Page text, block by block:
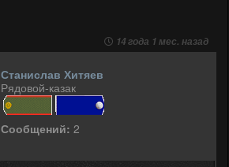
14 года 1 мес. назад
Станислав Хитяев
Рядовой-казак
Сообщений: 2